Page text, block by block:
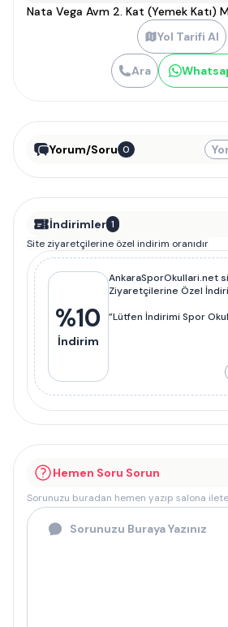
Nata Vega Avm 2. Kat (Yemek Katı)
Yol Tarifi Al
Ara
Yorum/Soru 0
İndirimler 1
Site ziyaretçilerine özel indirim oranıdır
%10
İndirim
AnkaraSporOkullari.net
Ziyaretçilerine Özel
”Lütfen İndirimi Spor
Hemen Soru Sorun
Sorunuzu buradan hemen yazıp salona